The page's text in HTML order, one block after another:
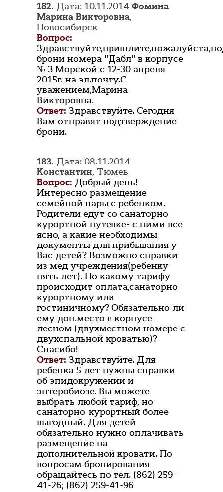
182. Дата: 10.11.2014 Фомина
Марина Викторовна,
Новосибирск
Вопрос:
брони номера "Дабл" в корпусе
№ 3 Морской с 12-30 апреля
2015г. на эл.почту.С
уважением,Марина
Викторовна.
Ответ: Здравствуйте. Сегодня
Вам отправят подтверждение
брони.
183. Дата: 08.11.2014
Константин, Тюмеь
Вопрос: Добрый день!
Интересно размещение
семейной пары с ребенком.
Родители едут со санаторно
курортной путевке- с ними все
ясно, а какие необходимы
документы для прибывания у
Вас детей? Возможно справки
из мед учреждения(ребенку
пять лет). По какому тарифу
происходит оплата,санаторно-
курортному или
гостиничному? Обязательно ли
ему доп.место в корпусе
лесном (двухместном номере с
двухспальной кроватью)?
Спасибо!
Ответ: Здравствуйте. Для
ребенка 5 лет нужны справки
об эпидокружении и
энтеробиозе. Вы можете
выбрать любой тариф, но
санаторно-курортный более
выгодный. Для детей
обязательно нужно оплачивать
размещение на
дополнительной кровати. По
вопросам бронирования
обращайтесь по тел. (862) 259-
41-26; (862) 259-41-96